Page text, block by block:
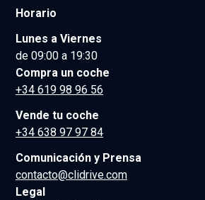
Horario
Lunes a Viernes
de 09:00 a 19:30
Compra un coche
+34 619 98 96 56
Vende tu coche
+34 638 97 97 84
Comunicación y Prensa
contacto@clidrive.com
Legal